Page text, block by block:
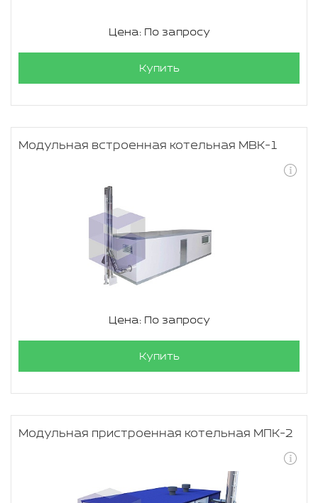
Цена: По запросу
Купить
Модульная встроенная котельная МВК-1
Цена: По запросу
Купить
Модульная пристроенная котельная МПК-2